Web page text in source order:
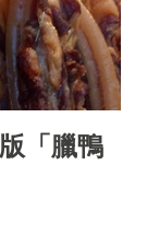
「臘鴨